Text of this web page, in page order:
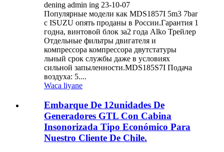
dening admin ing 23-10-07
Популярные модели как MDS1857I 5m3 7bar
c ISUZU опять проданы в России.Гарантия 1
годна, винтовой блок за2 года Аlko Трейлер
Отдельные фильтры двигателя и
компрессора компрессора двутстатуры
льный срок службы даже в условиях
сильной запыленности.MDS185S7I Подача
воздуха: 5....
Waca liyane
Embarque De 12unidades De
Generadores GTL Con Cabina
Insonorizada Tipo Económico Para
Nuestro Cliente De Chile.